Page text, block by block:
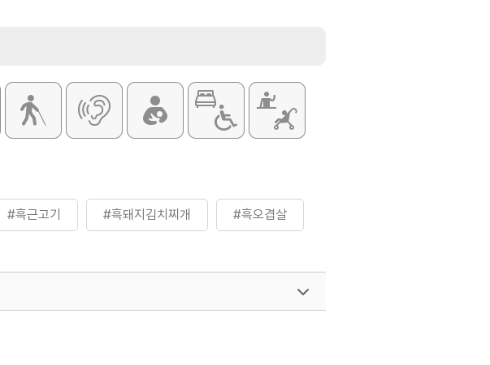
#흑근고기 #흑돼지김치찌개 #흑오겹살